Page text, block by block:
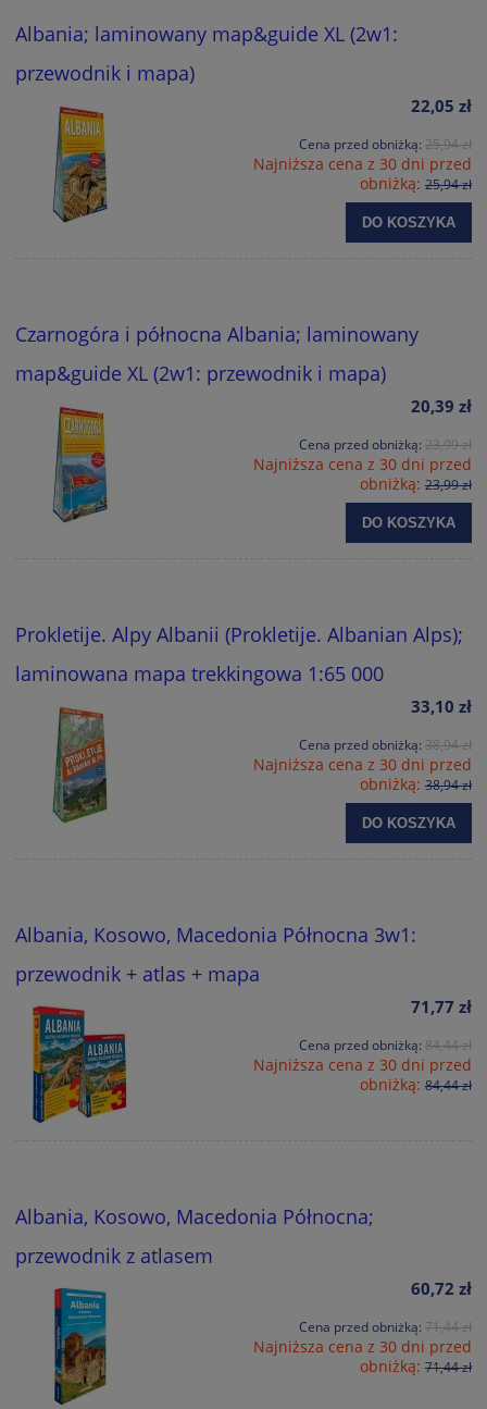
Albania; laminowany map&guide XL (2w1:
przewodnik i mapa)
22,05 zł
Cena przed obniżką: 25,94 zł
Najniższa cena z 30 dni przed
obniżką: 25,94 zł
DO KOSZYKA
Czarnogóra i północna Albania; laminowany
map&guide XL (2w1: przewodnik i mapa)
20,39 zł
Cena przed obniżką: 23,99 zł
Najniższa cena z 30 dni przed
obniżką: 23,99 zł
DO KOSZYKA
Prokletije. Alpy Albanii (Prokletije. Albanian Alps);
laminowana mapa trekkingowa 1:65 000
33,10 zł
Cena przed obniżką: 38,94 zł
Najniższa cena z 30 dni przed
obniżką: 38,94 zł
DO KOSZYKA
Albania, Kosowo, Macedonia Północna 3w1:
przewodnik + atlas + mapa
71,77 zł
Cena przed obniżką: 84,44 zł
Najniższa cena z 30 dni przed
obniżką: 84,44 zł
Albania, Kosowo, Macedonia Północna;
przewodnik z atlasem
60,72 zł
Cena przed obniżką: 71,44 zł
Najniższa cena z 30 dni przed
obniżką: 71,44 zł